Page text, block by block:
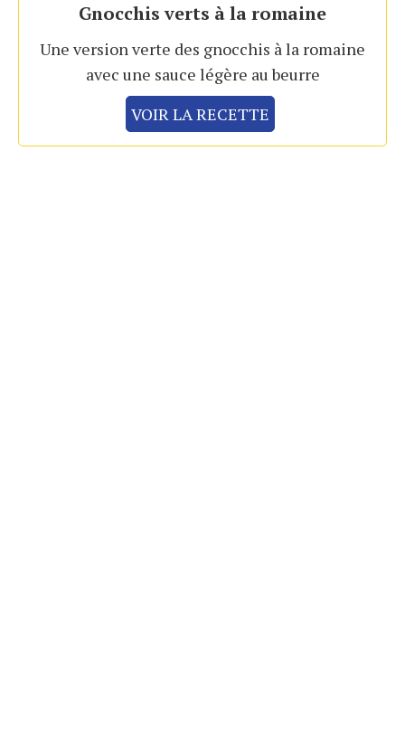
Gnocchis verts à la romaine
Une version verte des gnocchis à la romaine
avec une sauce légère au beurre
VOIR LA RECETTE